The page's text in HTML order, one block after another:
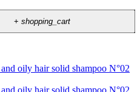
+shopping_cart